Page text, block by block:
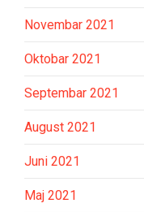
Novembar 2021
Oktobar 2021
Septembar 2021
August 2021
Juni 2021
Maj 2021